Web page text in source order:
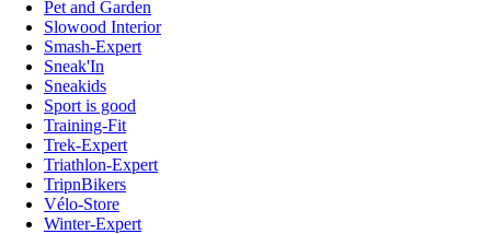
Pet and Garden
Slowood Interior
Smash-Expert
Sneak'In
Sneakids
Sport is good
Training-Fit
Trek-Expert
Triathlon-Expert
TripnBikers
Vélo-Store
Winter-Expert